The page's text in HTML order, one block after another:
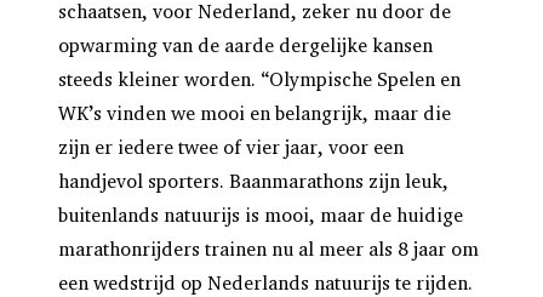
schaatsen, voor Nederland, zeker nu door de
opwarming van de aarde dergelijke kansen
steeds kleiner worden. “Olympische Spelen en
WK’s vinden we mooi en belangrijk, maar die
zijn er iedere twee of vier jaar, voor een
handjevol sporters. Baanmarathons zijn leuk,
buitenlands natuurijs is mooi, maar de huidige
marathonrijders trainen nu al meer als 8 jaar om
een wedstrijd op Nederlands natuurijs te rijden.